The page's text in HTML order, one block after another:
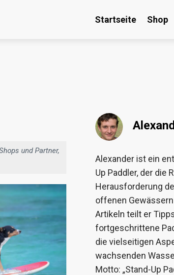
Startseite Shop
und Partner,
Alexander ist ein
Up Paddler, der die
Herausforderung
offenen
Artikeln teilt er
fortgeschrittene
die vielseitigen
wachsenden
Motto: „Stand-Up
im Sale bei Decathlon an!